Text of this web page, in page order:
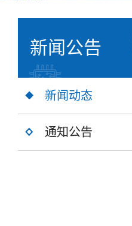
新闻公告
新闻动态
通知公告